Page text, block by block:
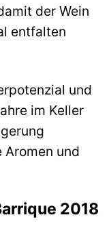
der Wein
entfalten
und
im Keller
und
2018